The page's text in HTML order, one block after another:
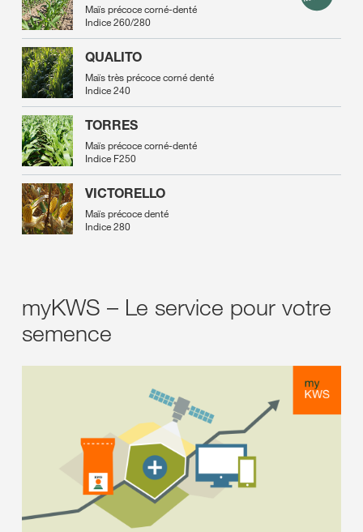
Maïs précoce corné-denté
Indice 260/280
QUALITO
Maïs très précoce corné denté
Indice 240
TORRES
Maïs précoce corné-denté
Indice F250
VICTORELLO
Maïs précoce denté
Indice 280
myKWS – Le service pour votre
semence